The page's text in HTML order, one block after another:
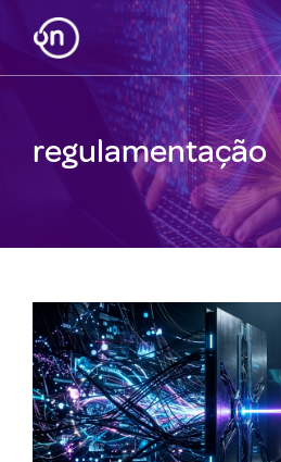
regulamentação